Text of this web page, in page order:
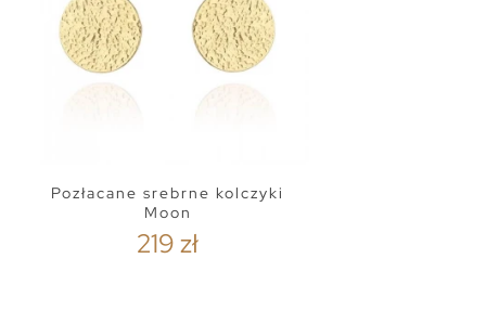
Pozłacane srebrne kolczyki
Moon
219 zł